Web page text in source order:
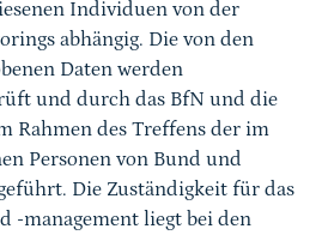
Individuen von der
abhängig. Die von den
Daten werden
und durch das BfN und die
Rahmen des Treffens der im
Personen von Bund und
Die Zuständigkeit für das
-management liegt bei den